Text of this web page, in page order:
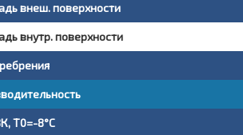
внеш. поверхности
внутр. поверхности
T0=-8°С